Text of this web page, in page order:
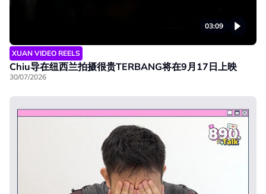
03:09
XUAN VIDEO REELS
Chiu导在纽西兰拍摄很贵TERBANG将在9月17日上映
30/07/2026